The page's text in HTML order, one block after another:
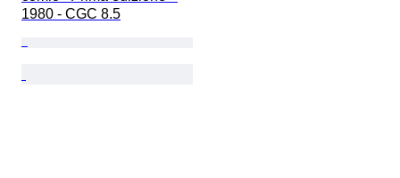
1980 - CGC 8.5